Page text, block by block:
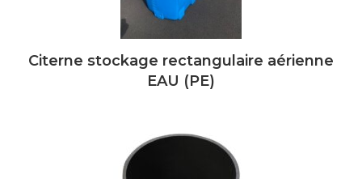
Citerne stockage rectangulaire aérienne
EAU (PE)